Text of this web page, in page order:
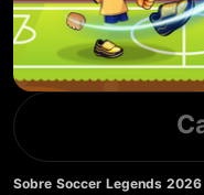
Sobre Soccer Legends 2026